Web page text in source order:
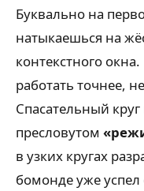
Буквально на
натыкаешься на
контекстного
работать точнее,
Спасательный
пресловутом
в узких кругах
бомонде уже